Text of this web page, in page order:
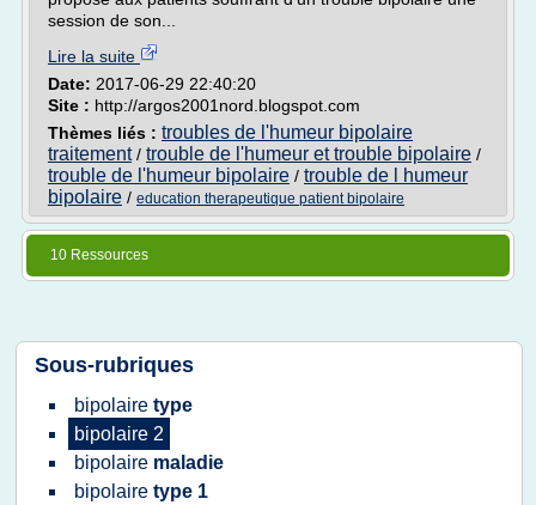
session de son...
Lire la suite
Date: 2017-06-29 22:40:20
Site : http://argos2001nord.blogspot.com
Thèmes liés : troubles de l'humeur bipolaire
traitement/ trouble de l'humeur et trouble bipolaire /
trouble de l'humeur bipolaire / trouble de l humeur
bipolaire / education therapeutique patient bipolaire
10 Ressources
Sous-rubriques
bipolaire type
bipolaire 2
bipolaire maladie
bipolaire type 1